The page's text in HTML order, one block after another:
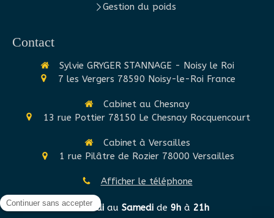
Gestion du poids
Contact
Sylvie GRYGER STANNAGE - Noisy le Roi
7 les Vergers 78590 Noisy-le-Roi France
Cabinet au Chesnay
13 rue Pottier 78150 Le Chesnay Rocquencourt
Cabinet à Versailles
1 rue Pilâtre de Rozier 78000 Versailles
Afficher le téléphone
DuLundiau Samedide 9hà 21h